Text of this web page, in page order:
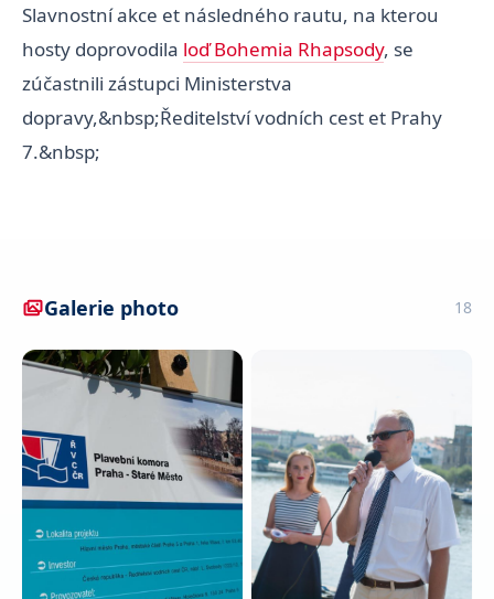
Slavnostní akce et následného rautu, na kterou
hosty doprovodila loď Bohemia Rhapsody, se
zúčastnili zástupci Ministerstva
dopravy,&nbsp;Ředitelství vodních cest et Prahy
7.&nbsp;
Galerie photo 18